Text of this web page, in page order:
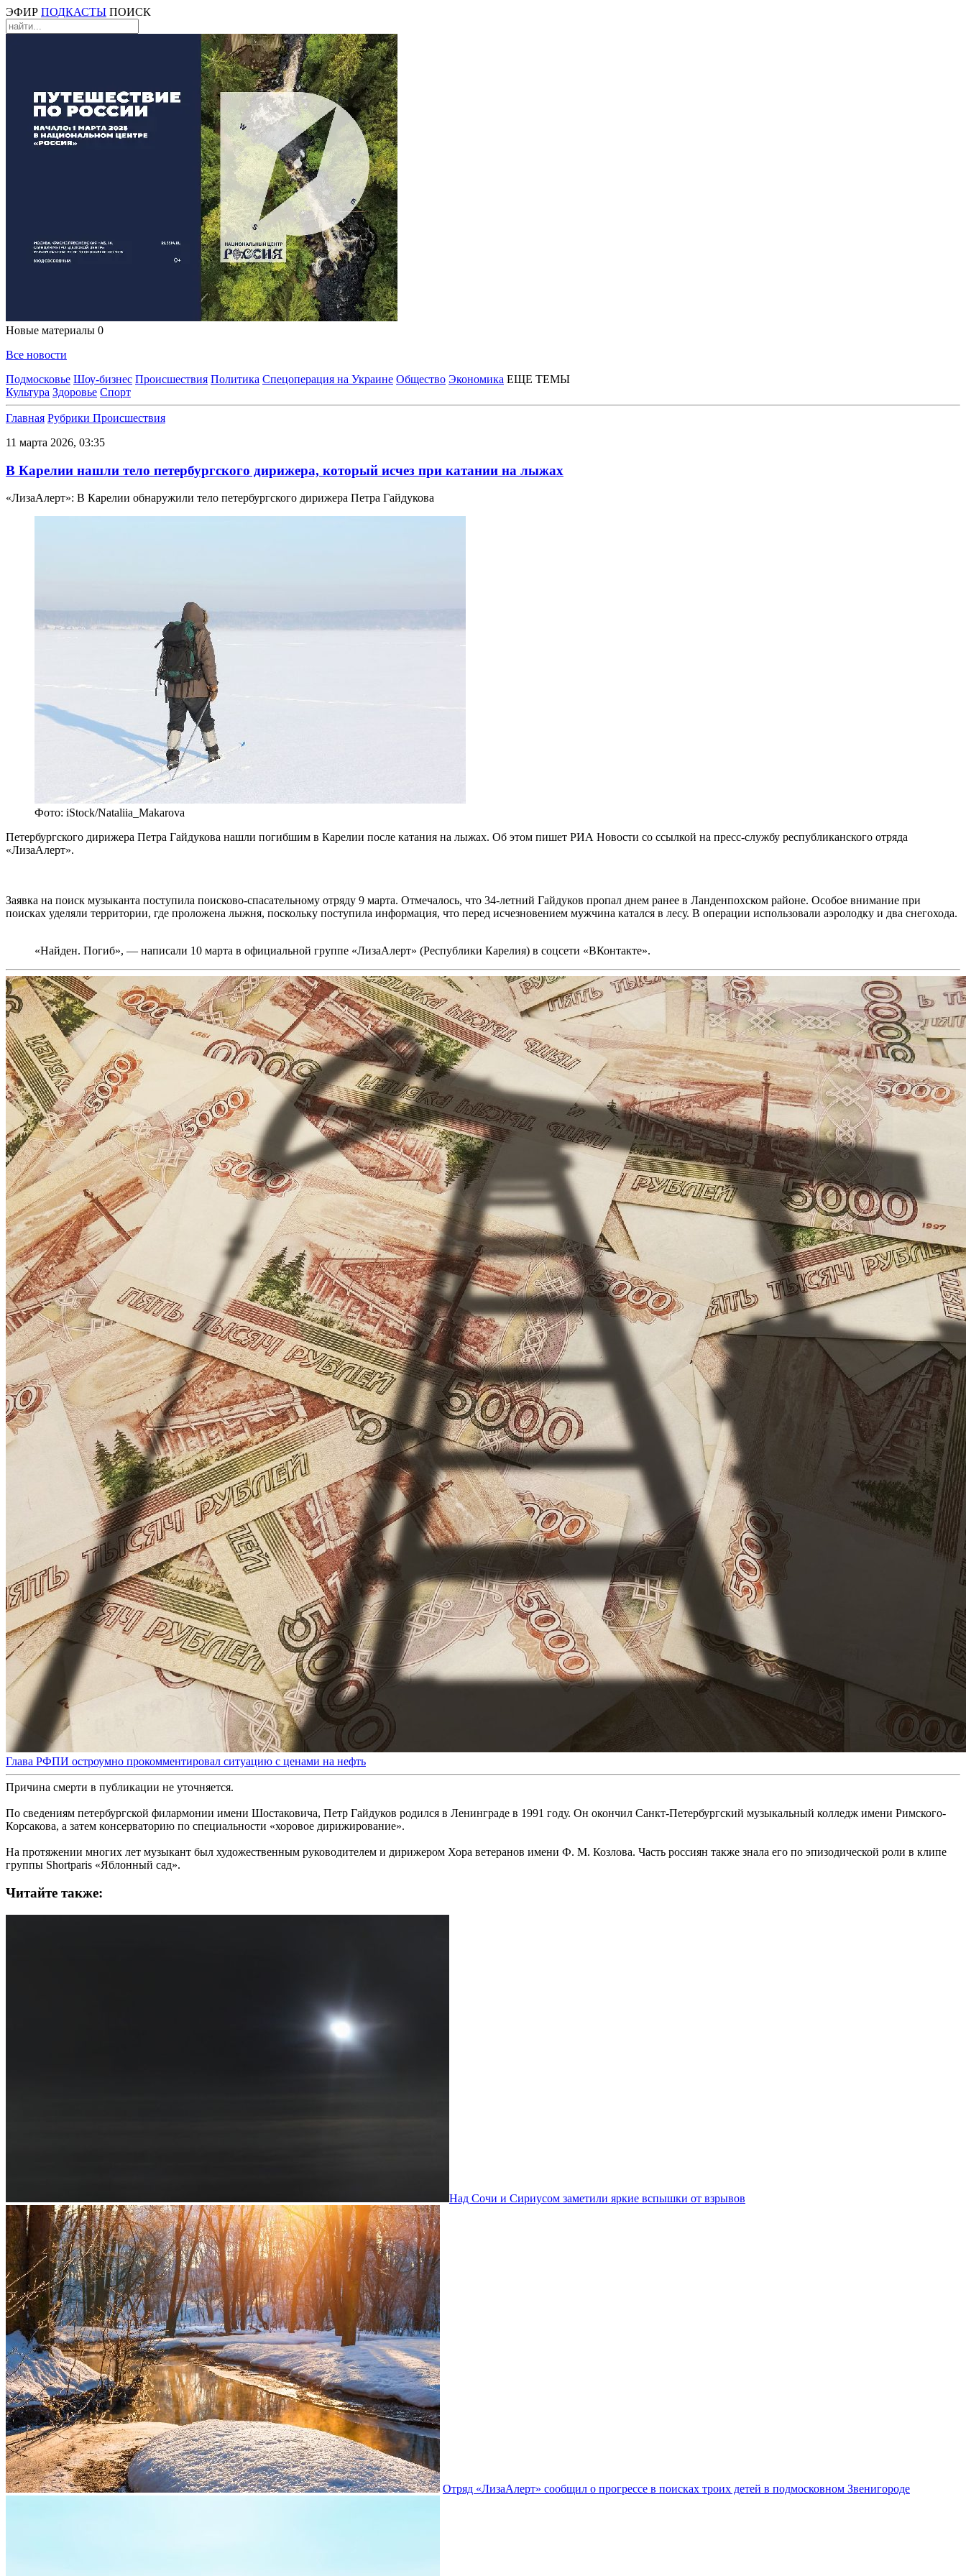
ЭФИР ПОДКАСТЫ ПОИСК
Новые материалы 0
Все новости
Подмосковье Шоу-бизнес Происшествия Политика Спецоперация на Украине Общество Экономика ЕЩЕ ТЕМЫ
Культура Здоровье Спорт
Главная Рубрики Происшествия
11 марта 2026, 03:35
В Карелии нашли тело петербургского дирижера, который исчез при катании на лыжах
«ЛизаАлерт»: В Карелии обнаружили тело петербургского дирижера Петра Гайдукова
Фото: iStock/Nataliia_Makarova
Петербургского дирижера Петра Гайдукова нашли погибшим в Карелии после катания на лыжах. Об этом пишет РИА Новости со ссылкой на пресс-службу республиканского отряда
«ЛизаАлерт».
Заявка на поиск музыканта поступила поисково-спасательному отряду 9 марта. Отмечалось, что 34-летний Гайдуков пропал днем ранее в Ланденпохском районе. Особое внимание при
поисках уделяли территории, где проложена лыжня, поскольку поступила информация, что перед исчезновением мужчина катался в лесу. В операции использовали аэролодку и два снегохода.
«Найден. Погиб», — написали 10 марта в официальной группе «ЛизаАлерт» (Республики Карелия) в соцсети «ВКонтакте».
Глава РФПИ остроумно прокомментировал ситуацию с ценами на нефть
Причина смерти в публикации не уточняется.
По сведениям петербургской филармонии имени Шостаковича, Петр Гайдуков родился в Ленинграде в 1991 году. Он окончил Санкт-Петербургский музыкальный колледж имени Римского-
Корсакова, а затем консерваторию по специальности «хоровое дирижирование».
На протяжении многих лет музыкант был художественным руководителем и дирижером Хора ветеранов имени Ф. М. Козлова. Часть россиян также знала его по эпизодической роли в клипе
группы Shortparis «Яблонный сад».
Читайте также:
Над Сочи и Сириусом заметили яркие вспышки от взрывов
Отряд «ЛизаАлерт» сообщил о прогрессе в поисках троих детей в подмосковном Звенигороде